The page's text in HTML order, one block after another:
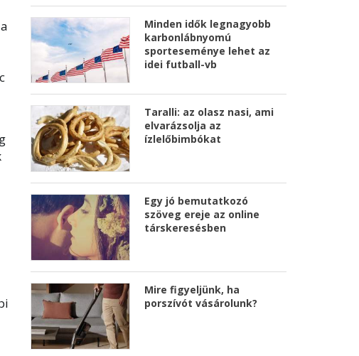
Minden idők legnagyobb
karbonlábnyomú
sporteseménye lehet az
idei futball-vb
Taralli: az olasz nasi, ami
elvarázsolja az
ízlelőbimbókat
Egy jó bemutatkozó
szöveg ereje az online
társkeresésben
Mire figyeljünk, ha
porszívót vásárolunk?